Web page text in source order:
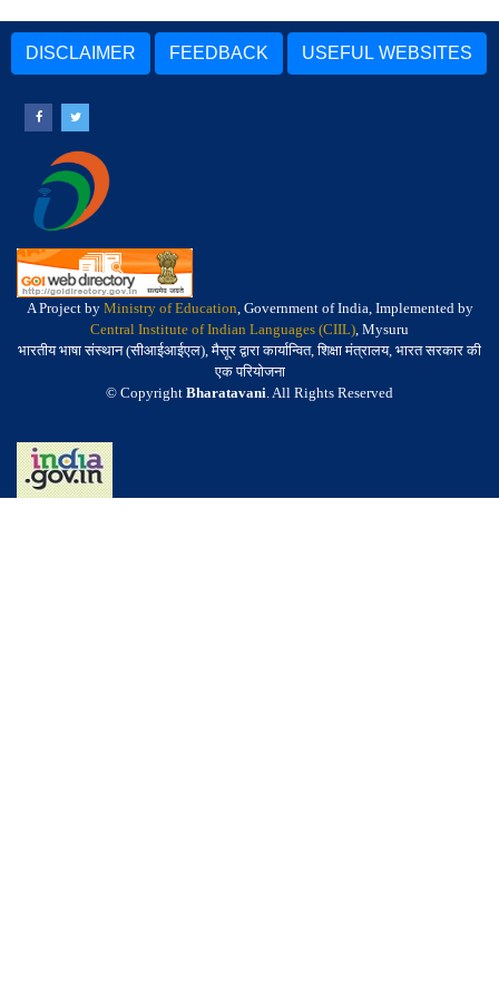
DISCLAIMER FEEDBACK USEFUL WEBSITES
A Project by Ministry of Education, Government of India, Implemented by
Central Institute of Indian Languages (CIIL), Mysuru
भारतीय भाषा संस्थान (सीआईआईएल), मैसूर द्वारा कार्यान्वित, शिक्षा मंत्रालय, भारत सरकार की
एक परियोजना
© Copyright Bharatavani. All Rights Reserved